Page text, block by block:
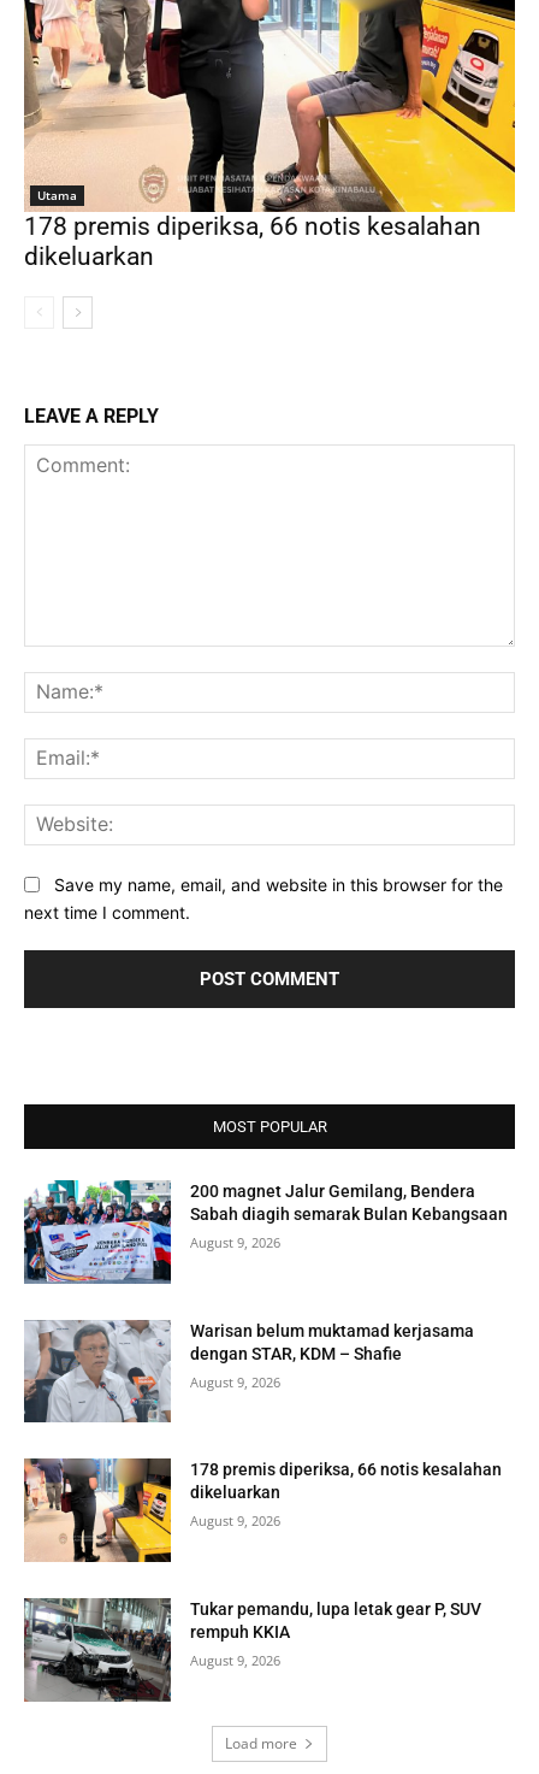
Utama
178 premis diperiksa, 66 notis kesalahan
dikeluarkan
LEAVE A REPLY
Save my name, email, and website in this browser for the
next time I comment.
MOST POPULAR
200 magnet Jalur Gemilang, Bendera
Sabah diagih semarak Bulan Kebangsaan
August 9, 2026
Warisan belum muktamad kerjasama
dengan STAR, KDM – Shafie
August 9, 2026
178 premis diperiksa, 66 notis kesalahan
dikeluarkan
August 9, 2026
Tukar pemandu, lupa letak gear P, SUV
rempuh KKIA
August 9, 2026
Load more